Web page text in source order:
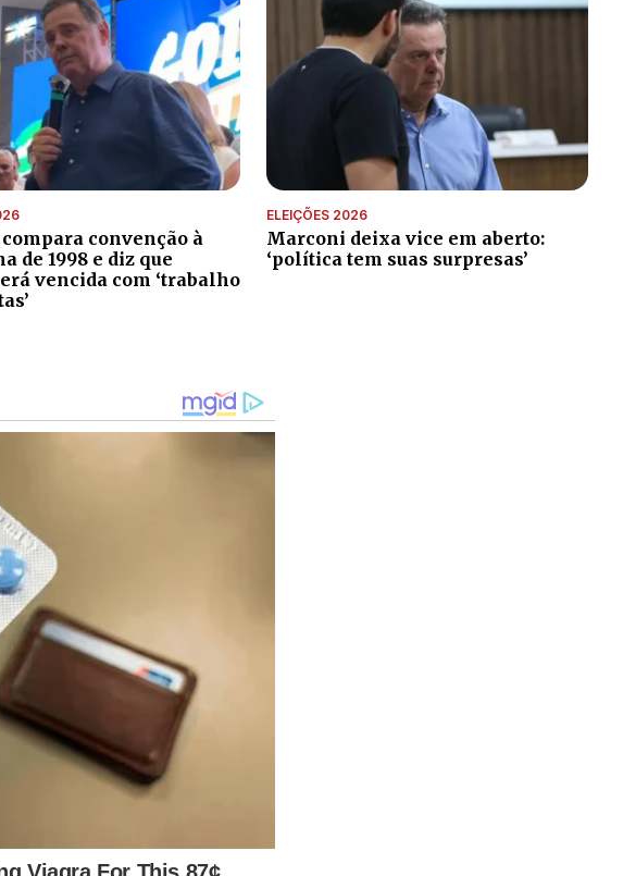
convenção à
de 1998 e diz que
vencida com ‘trabalho
ELEIÇÕES 2026
Marconi deixa vice em aberto:
‘política tem suas surpresas’